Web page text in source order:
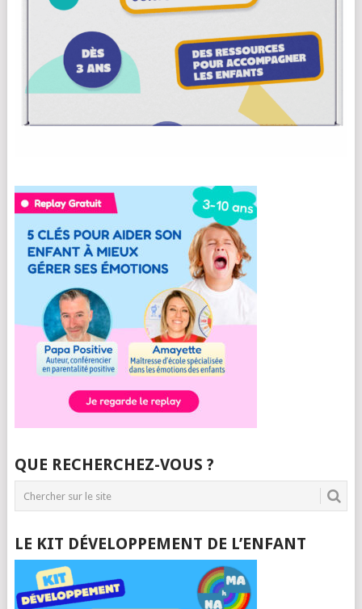
QUE RECHERCHEZ-VOUS ?
LE KIT DÉVELOPPEMENT DE L’ENFANT